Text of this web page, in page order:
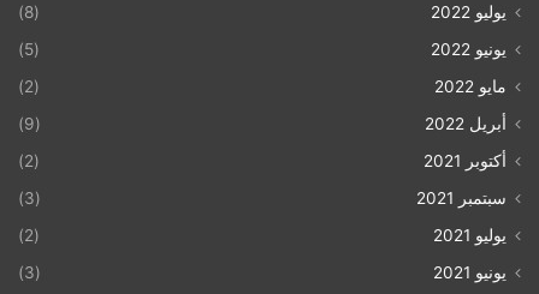
يوليو 2022
(8)
يونيو 2022
(5)
مايو 2022
(2)
أبريل 2022
(9)
أكتوبر 2021
(2)
سبتمبر 2021
(3)
يوليو 2021
(2)
يونيو 2021
(3)